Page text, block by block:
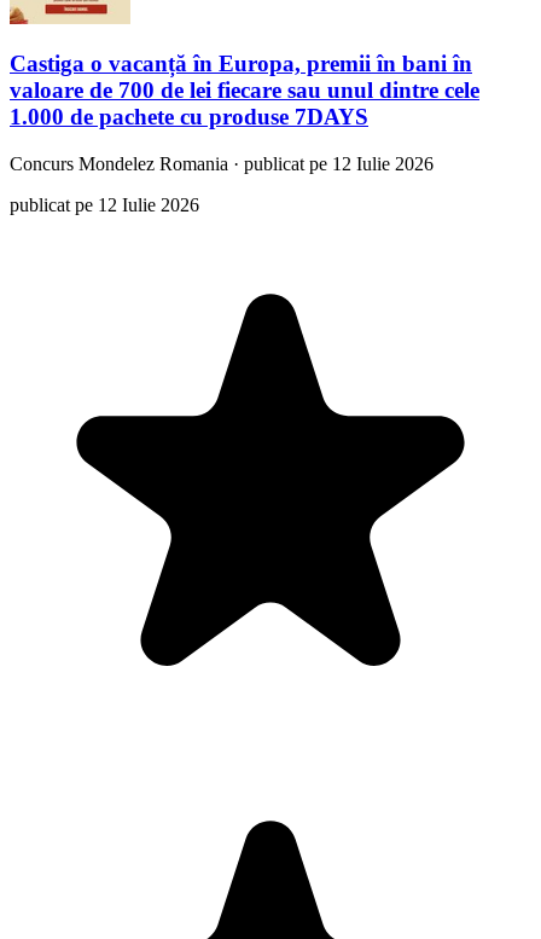
Castiga o vacanță în Europa, premii în bani în
valoare de 700 de lei fiecare sau unul dintre cele
1.000 de pachete cu produse 7DAYS
Concurs Mondelez Romania · publicat pe 12 Iulie 2026
publicat pe 12 Iulie 2026